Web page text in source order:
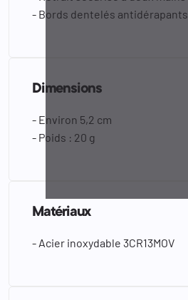
- Bords dentelés antidérapants
Dimensions
- Environ 5,2 cm
- Poids : 20 g
Matériaux
- Acier inoxydable 3CR13MOV